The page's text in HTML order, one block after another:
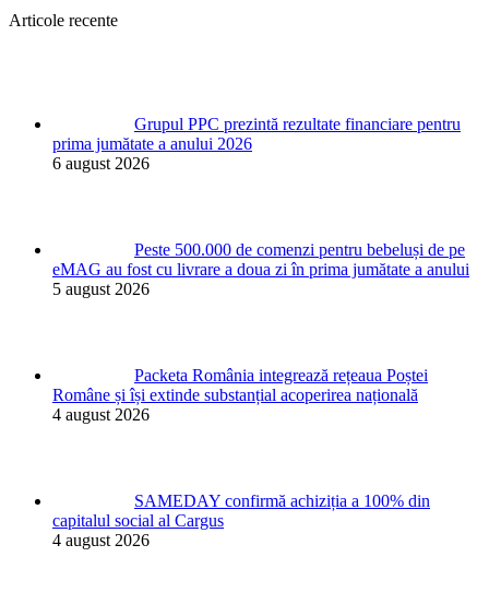
Articole recente
Grupul PPC prezintă rezultate financiare pentru
prima jumătate a anului 2026
6 august 2026
Peste 500.000 de comenzi pentru bebeluși de pe
eMAG au fost cu livrare a doua zi în prima jumătate a anului
5 august 2026
Packeta România integrează rețeaua Poștei
Române și își extinde substanțial acoperirea națională
4 august 2026
SAMEDAY confirmă achiziția a 100% din
capitalul social al Cargus
4 august 2026